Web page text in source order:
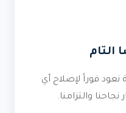
التام
نعود فوراً لإصلاح أي
والتزامنا.